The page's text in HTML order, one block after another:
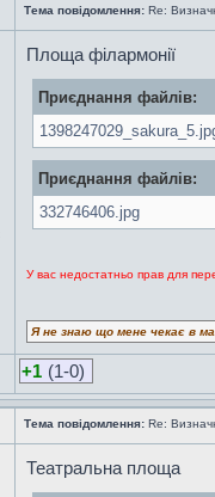
Тема повідомлення: Re:
Площа філармонії
Приєднання файлів:
Приєднання файлів:
332746406.jpg
У вас недостатньо прав для
Я не знаю що мене чекає в
+1 (1-0)
Тема повідомлення: Re:
Театральна площа